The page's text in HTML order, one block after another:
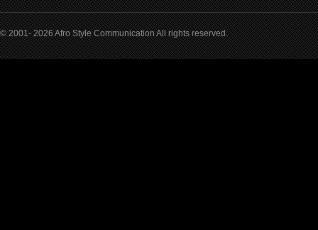
© 2001- 2026 Afro Style Communication All rights reserved.